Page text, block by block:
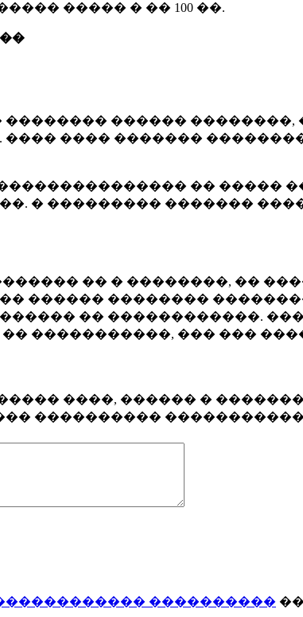
����� � �� 100 ��.
������
���� �������
�� �����
� ��������� �������
�� � ��������, ��
������ ��������
�� ������������.
�����������, ��� ���
����, ������ �
����������
����������